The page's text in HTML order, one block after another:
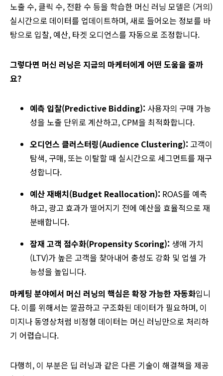
노출 수, 클릭 수, 전환 수 등을 학습한 머신 러닝 모델은 (거의)
실시간으로 데이터를 업데이트하며, 새로 들어오는 정보를 바
탕으로 입찰, 예산, 타겟 오디언스를 자동으로 조정합니다.
그렇다면 머신 러닝은 지금의 마케터에게 어떤 도움을 줄까
요?
예측 입찰(Predictive Bidding): 사용자의 구매 가능
성을 노출 단위로 계산하고, CPM을 최적화합니다.
오디언스 클러스터링(Audience Clustering): 고객이
탐색, 구매, 또는 이탈할 때 실시간으로 세그먼트를 재구
성합니다.
예산 재배치(Budget Reallocation): ROAS를 예측
하고, 광고 효과가 떨어지기 전에 예산을 효율적으로 재
분배합니다.
잠재 고객 점수화(Propensity Scoring): 생애 가치
(LTV)가 높은 고객을 찾아내어 충성도 강화 및 업셀 가
능성을 높입니다.
마케팅 분야에서 머신 러닝의 핵심은 확장 가능한 자동화입니
다. 이를 위해서는 깔끔하고 구조화된 데이터가 필요하며, 이
미지나 동영상처럼 비정형 데이터는 머신 러닝만으로 처리하
기 어렵습니다.
다행히, 이 부분은 딥 러닝과 같은 다른 기술이 해결책을 제공